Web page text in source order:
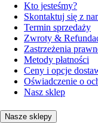
Kto jesteśmy?
Skontaktuj się z
Termin sprzedaży
Zwroty &
Zastrzeżenia
Metody płatności
Ceny i opcje
Oświadczenie o
Nasz sklep
Nasze sklepy